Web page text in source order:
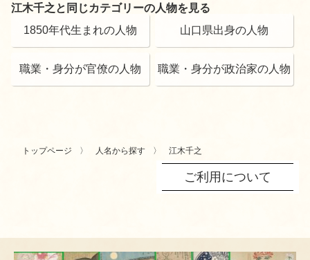
江木千之と同じカテゴリーの人物を見る
1850年代生まれの人物
山口県出身の人物
職業・身分が官僚の人物 職業・身分が政治家の人物
トップページ 人名から探す 江木千之
ご利用について